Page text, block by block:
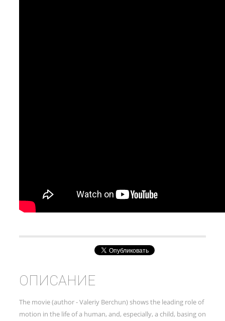
ОПИСАНИЕ
The movie (author - Valeriy Berchun) shows the leading role of
motion in the life of a human, and, especially, a child, basing on